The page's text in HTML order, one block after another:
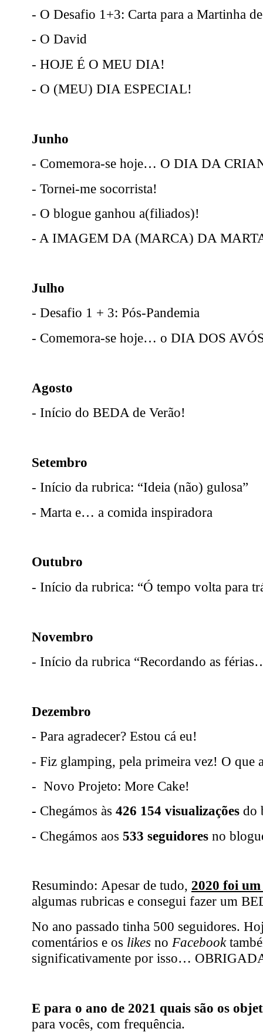
- O Desafio 1+3: Carta para a Martinha
- O David
- HOJE É O MEU DIA!
- O (MEU) DIA ESPECIAL!
Junho
- Comemora-se hoje… O DIA DA
- Tornei-me socorrista!
- O blogue ganhou a(filiados)!
- A IMAGEM DA (MARCA) DA
Julho
- Desafio 1 + 3: Pós-Pandemia
- Comemora-se hoje… o DIA DOS
Agosto
- Início do BEDA de Verão!
Setembro
- Início da rubrica: “Ideia (não) gulosa”
- Marta e… a comida inspiradora
Outubro
- Início da rubrica: “Ó tempo volta para
Novembro
- Início da rubrica “Recordando as
Dezembro
- Para agradecer? Estou cá eu!
- Fiz glamping, pela primeira vez! O que
- Novo Projeto: More Cake!
- Chegámos às 426 154 visualizações do
- Chegámos aos 533 seguidores no
Resumindo: Apesar de tudo, 2020 foi
algumas rubricas e consegui fazer um
No ano passado tinha 500 seguidores.
comentários e os likes no Facebook
significativamente por isso…
E para o ano de 2021 quais são os
para vocês, com frequência.